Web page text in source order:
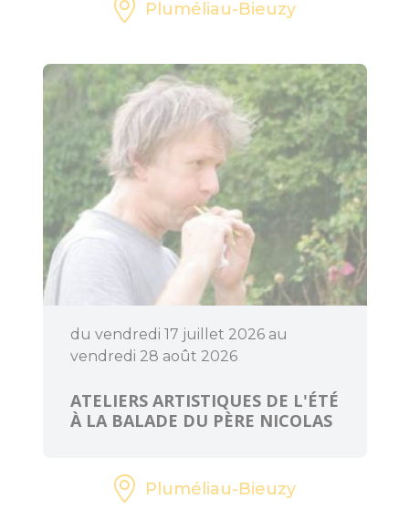
Pluméliau-Bieuzy
du vendredi 17 juillet 2026 au
vendredi 28 août 2026
ATELIERS ARTISTIQUES DE L'ÉTÉ
À LA BALADE DU PÈRE NICOLAS
Pluméliau-Bieuzy